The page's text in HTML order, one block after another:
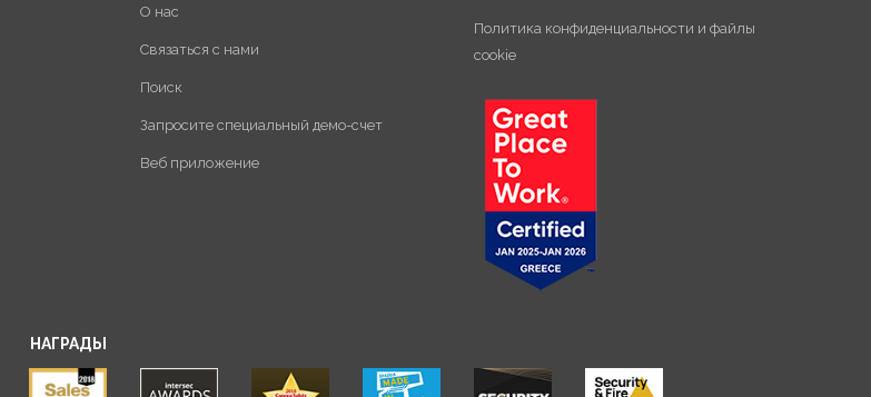
О нас
Связаться с нами
Поиск
Запросите специальный демо-счет
Веб приложение
Политика конфиденциальности и файлы
cookie
НАГРАДЫ